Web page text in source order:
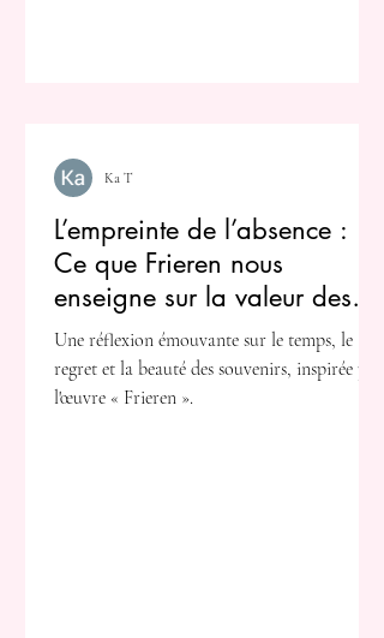
L’empreinte de l’absence :
Ce que Frieren nous
enseigne sur la valeur des
instants éphémères
Une réflexion émouvante sur le temps, le
regret et la beauté des souvenirs, inspirée par
l'œuvre « Frieren ».
Ka T